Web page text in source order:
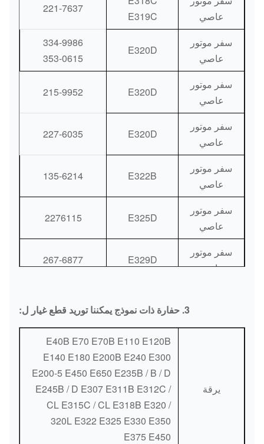
عاصي
E319C
221-7637
سفر موتور
عاصي
E320D
334-9986
353-0615
سفر موتور
عاصي
E320D
215-9952
سفر موتور
عاصي
E320D
227-6035
سفر موتور
عاصي
E322B
135-6214
سفر موتور
عاصي
E325D
2276115
سفر موتور
عاصي
E329D
267-6877
E330D
227-6195
عاصي
E349D2
390-1088
E349D
227-6044
3. حفارة ذات نموذج يمكننا توريد قطع غيار ل:
يرقة
E40B E70 E70B E110 E120B
E140 E180 E200B E240 E300
E200-5 E450 E650 E235B / B / D
E245B / D E307 E311B E312C /
CL E315C / CL E318B E320 /
320L E322 E325 E330 E350
E375 E450